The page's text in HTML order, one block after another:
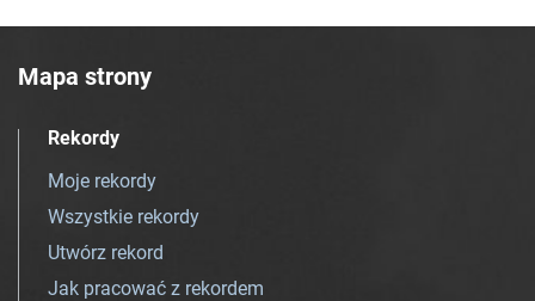
Mapa strony
Rekordy
Moje rekordy
Wszystkie rekordy
Utwórz rekord
Jak pracować z rekordem